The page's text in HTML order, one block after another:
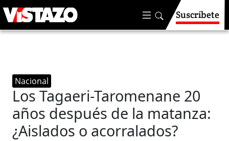
Suscríbete
Nacional
Los Tagaeri-Taromenane 20
años después de la matanza:
¿Aislados o acorralados?